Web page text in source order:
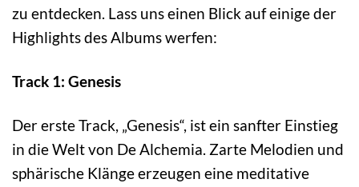
zu entdecken. Lass uns einen Blick auf einige der
Highlights des Albums werfen:
Track 1: Genesis
Der erste Track, „Genesis“, ist ein sanfter Einstieg
in die Welt von De Alchemia. Zarte Melodien und
sphärische Klänge erzeugen eine meditative